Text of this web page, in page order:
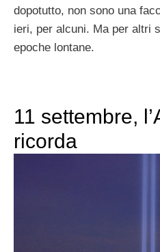
dopotutto, non sono una
ieri, per alcuni. Ma per altri
epoche lontane.
11 settembre,
ricorda